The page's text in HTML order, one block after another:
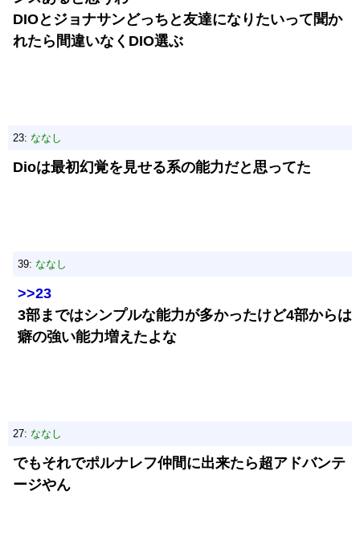
DIOとジョナサンどっちと友達になりたいって聞か
れたら間違いなくDIO選ぶ
23: ななし
Dioは最初幻覚を見せる系の能力だと思ってた
39: ななし
>>23
3部まではシンプルな能力が多かったけど4部からは
癖の強い能力増えたよな
27: ななし
でもそれでポルナレフ仲間に出来たら超アドバンテ
ージやん